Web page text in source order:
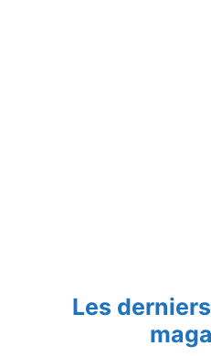
Les